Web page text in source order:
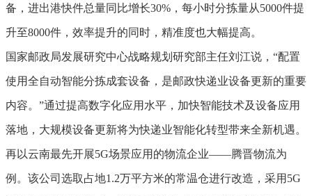
备，进出港快件总量同比增长30%，每小时分拣量从5000件提
升至8000件，效率提升的同时，精准度也大幅提高。
国家邮政局发展研究中心战略规划研究部主任刘江说，“配置
使用全自动智能分拣成套设备，是邮政快递业设备更新的重要
内容。”通过提高数字化应用水平，加快智能技术及设备应用
落地，大规模设备更新将为快递业智能化转型带来全新机遇。
再以云南最先开展5G场景应用的物流企业——腾晋物流为
例。该公司选取占地1.2万平方米的常温仓进行改造，采用5G